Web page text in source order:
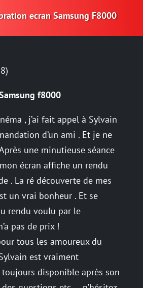
ecran Samsung F8000
f8000
, j’ai fait appel à Sylvain
d’un ami . Et je ne
une minutieuse séance
écran affiche un rendu
. La ré découverte de mes
un vrai bonheur . Et se
rendu voulu par le
pas de prix !
tous les amoureux du
est vraiment
disponible après son